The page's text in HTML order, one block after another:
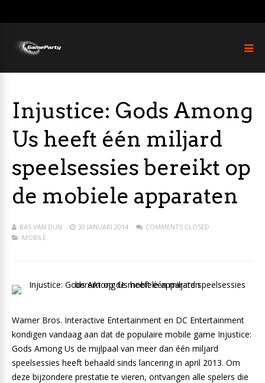
Injustice: Gods Among
Us heeft één miljard
speelsessies bereikt op
de mobiele apparaten
BAS VAN DUN 30 JANUARI 2014
COMMENTS CLOSED
MOBILE
Warner Bros. Interactive Entertainment en DC Entertainment
kondigen vandaag aan dat de populaire mobile game Injustice:
Gods Among Us de mijlpaal van meer dan één miljard
speelsessies heeft behaald sinds lancering in april 2013. Om
deze bijzondere prestatie te vieren, ontvangen alle spelers die